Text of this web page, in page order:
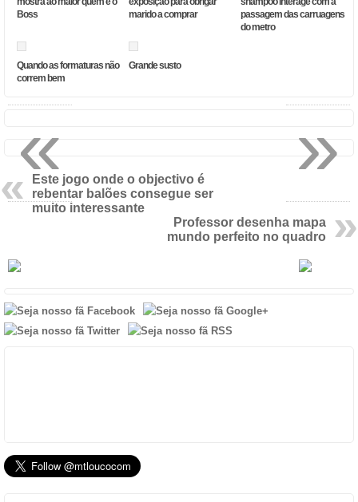
Boss
marido a comprar
passagem das carruagens
do metro
Quando as formaturas não
correm bem
Grande susto
Este jogo onde o objectivo é
rebentar balões consegue ser
muito interessante
Professor desenha mapa
mundo perfeito no quadro
»
«